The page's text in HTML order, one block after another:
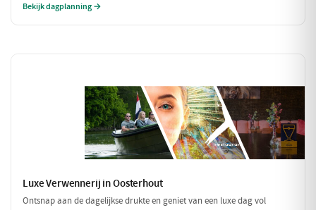
vrienden of familie!
Bekijk dagplanning →
Luxe Verwennerij in Oosterhout
Ontsnap aan de dagelijkse drukte en geniet van een luxe dag vol